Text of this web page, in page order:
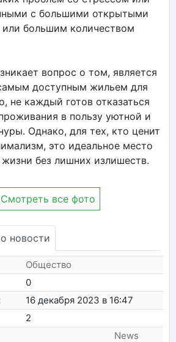
с большими открытыми
большим количеством
вопрос о том, является
доступным жильем для
не каждый готов отказаться
в пользу уютной и
Однако, для тех, кто ценит
это идеальное место
без лишних излишеств.
все фото
новости
Общество
0
16 декабря 2023 в 16:47
2
News